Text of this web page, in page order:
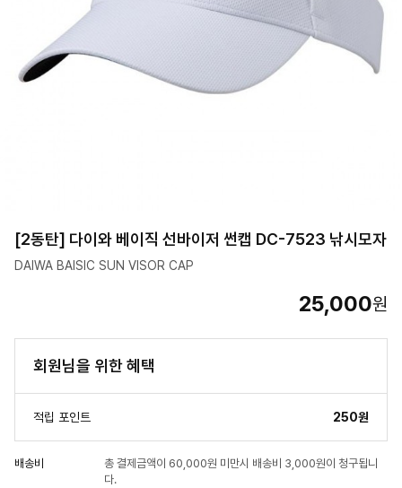
[2동탄] 다이와 베이직 선바이저 썬캡 DC-7523 낚시모자
DAIWA BAISIC SUN VISOR CAP
25,000원
회원님을 위한 혜택
적립 포인트 250원
배송비
총 결제금액이 60,000원 미만시 배송비 3,000원이 청구됩니
다.